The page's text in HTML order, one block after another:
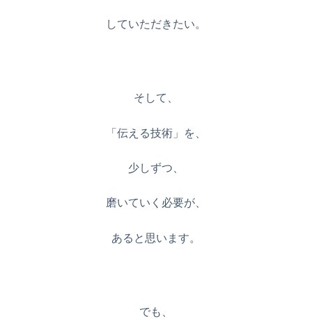
していただきたい。
そして、
「伝える技術」を、
少しずつ、
磨いていく必要が、
あると思います。
でも、